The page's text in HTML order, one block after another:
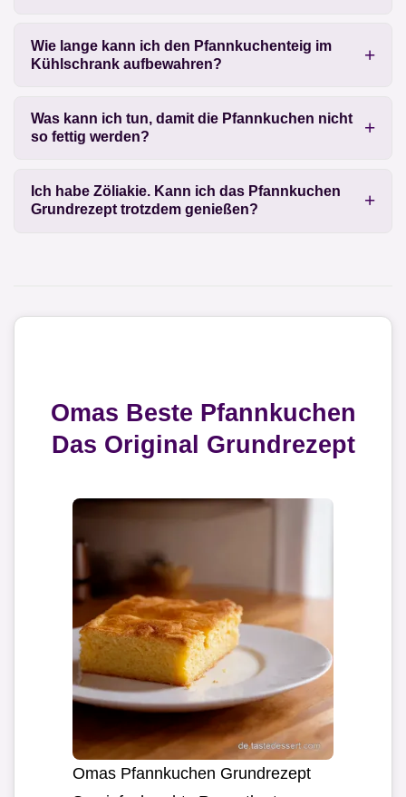
Wie lange kann ich den Pfannkuchenteig im
Kühlschrank aufbewahren?
Was kann ich tun, damit die Pfannkuchen nicht
so fettig werden?
Ich habe Zöliakie. Kann ich das Pfannkuchen
Grundrezept trotzdem genießen?
Omas Beste Pfannkuchen
Das Original Grundrezept
Omas Pfannkuchen Grundrezept